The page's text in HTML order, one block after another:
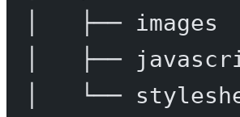
├──
images
├──
└──